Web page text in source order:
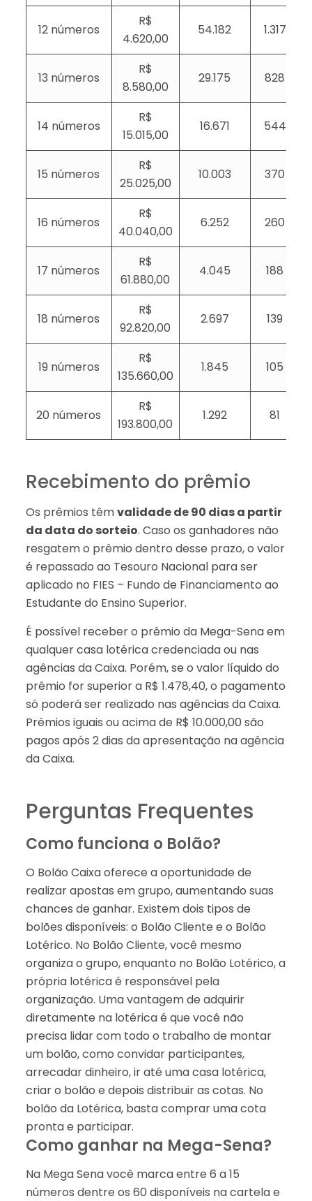
12 números
R$
4.620,00
54.182 1.317
13 números
R$
8.580,00
29.175 828
14 números
R$
15.015,00
16.671 544
15 números
R$
25.025,00
10.003 370
16 números
R$
40.040,00
6.252 260
17 números
R$
61.880,00
4.045 188
18 números
R$
92.820,00
2.697 139
19 números
R$
135.660,00
1.845 105
20 números
R$
193.800,00
1.292 81
Recebimento do prêmio
Os prêmios têmvalidade de 90 dias a partir
da data do sorteio. Caso os ganhadores não
resgatem o prêmio dentro desse prazo, o valor
é repassado ao Tesouro Nacional para ser
aplicado no FIES – Fundo de Financiamento ao
Estudante do Ensino Superior.
É possível receber o prêmio da Mega-Sena em
qualquer casa lotérica credenciada ou nas
agências da Caixa. Porém, se o valor líquido do
prêmio for superior a R$ 1.478,40, o pagamento
só poderá ser realizado nas agências da Caixa.
Prêmios iguais ou acima de R$ 10.000,00 são
pagos após 2 dias da apresentação na agência
da Caixa.
Perguntas Frequentes
Como funciona o Bolão?
O Bolão Caixa oferece a oportunidade de
realizar apostas em grupo, aumentando suas
chances de ganhar. Existem dois tipos de
bolões disponíveis: o Bolão Cliente e o Bolão
Lotérico. No Bolão Cliente, você mesmo
organiza o grupo, enquanto no Bolão Lotérico, a
própria lotérica é responsável pela
organização. Uma vantagem de adquirir
diretamente na lotérica é que você não
precisa lidar com todo o trabalho de montar
um bolão, como convidar participantes,
arrecadar dinheiro, ir até uma casa lotérica,
criar o bolão e depois distribuir as cotas. No
bolão da Lotérica, basta comprar uma cota
pronta e participar.
Como ganhar na Mega-Sena?
Na Mega Sena você marca entre 6 a 15
números dentre os 60 disponíveis na cartela e